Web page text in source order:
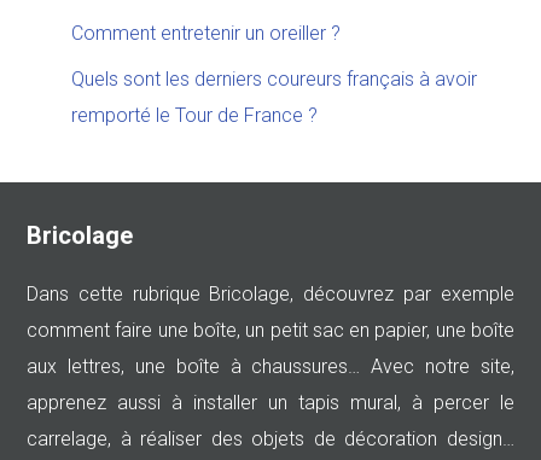
Comment entretenir un oreiller ?
Quels sont les derniers coureurs français à avoir
remporté le Tour de France ?
Bricolage
Dans cette rubrique Bricolage, découvrez par exemple
comment faire une boîte, un petit sac en papier, une boîte
aux lettres, une boîte à chaussures… Avec notre site,
apprenez aussi à installer un tapis mural, à percer le
carrelage, à réaliser des objets de décoration design…